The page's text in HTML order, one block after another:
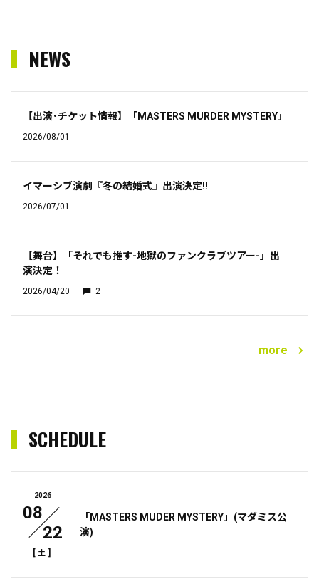
NEWS
【出演･チケット情報】「MASTERS MURDER MYSTERY」
2026/08/01
イマーシブ演劇『冬の結婚式』出演決定‼︎
2026/07/01
【舞台】「それでも推す-地獄のファンクラブツアー-」出
演決定！
2026/04/20 2
more
SCHEDULE
2026
08
22
[土 ]
「MASTERS MUDER MYSTERY」(マダミス公
演)